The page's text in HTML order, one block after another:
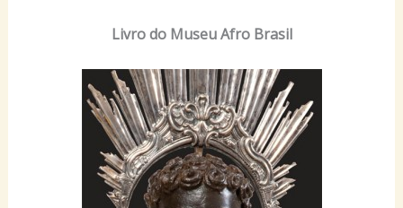
Livro do Museu Afro Brasil